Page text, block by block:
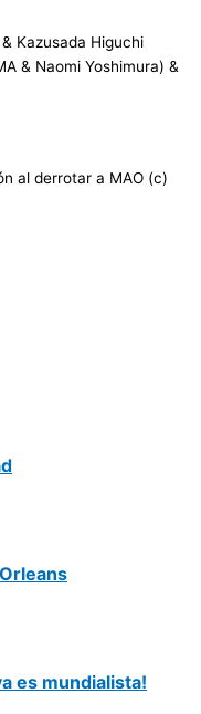
Kazusada Higuchi
& Naomi Yoshimura) &
al derrotar a MAO (c)
es mundialista!